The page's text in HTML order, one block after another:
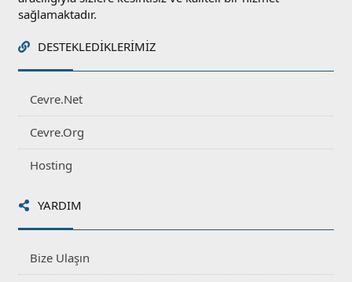
sağlamaktadır.
DESTEKLEDIKLERIMIZ
Cevre.Net
Cevre.Org
Hosting
YARDIM
Bize Ulaşın